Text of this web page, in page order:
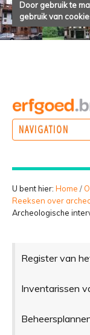
Door gebruik te
gebruik van
NAVIGATION
BELEVEN
U bent hier: Home /
Reeksen over
Archeologische
Register van
Inventarissen